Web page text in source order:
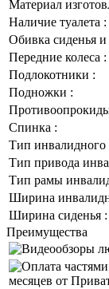
Материал
Наличие туалета :
Обивка сиденья
Передние колеса :
Подлокотники :
Подножки :
Спинка :
Тип инвалидного
Тип привода
Тип рамы
Ширина
Ширина сиденья :
Преимущества